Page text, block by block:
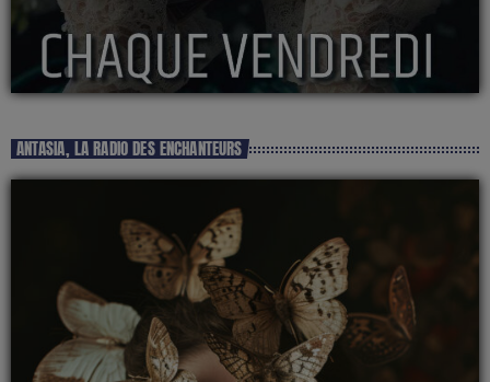
ANTASIA, LA RADIO DES ENCHANTEURS